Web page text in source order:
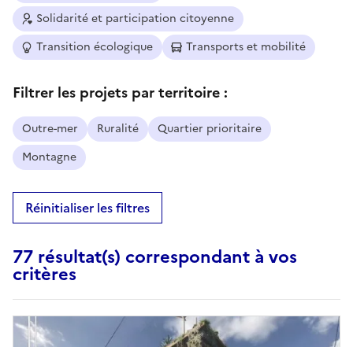
Solidarité et participation citoyenne
Transition écologique
Transports et mobilité
Filtrer les projets par territoire :
Outre-mer Ruralité
Quartier prioritaire
Montagne
Réinitialiser les filtres
77 résultat(s) correspondant à vos
critères